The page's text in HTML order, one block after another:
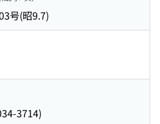
号(昭9.7)
3714)